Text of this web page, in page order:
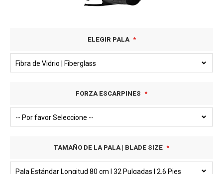
ELEGIR PALA
FORZA ESCARPINES
TAMAÑO DE LA PALA | BLADE SIZE